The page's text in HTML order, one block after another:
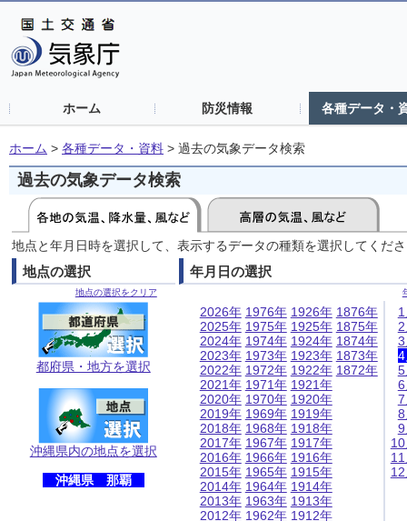
ホーム 防災情報 各種データ・
ホーム > 各種データ・資料 > 過去の気象データ検索
過去の気象データ検索
地点と年月日時を選択して、表示するデータの種類を選択してくだ
地点の選択
地点の選択をクリア
都府県・地方を選択
沖縄県内の地点を選択
沖縄県 那覇
年月日の選択
2026年
2025年
2024年
2023年
2022年
2021年
2020年
2019年
2018年
2017年
2016年
2015年
2014年
2013年
2012年
1976年
1975年
1974年
1973年
1972年
1971年
1970年
1969年
1968年
1967年
1966年
1965年
1964年
1963年
1962年
1926年
1925年
1924年
1923年
1922年
1921年
1920年
1919年
1918年
1917年
1916年
1915年
1914年
1913年
1912年
1876年
1875年
1874年
1873年
1872年